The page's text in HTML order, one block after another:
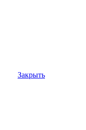
Закрыть